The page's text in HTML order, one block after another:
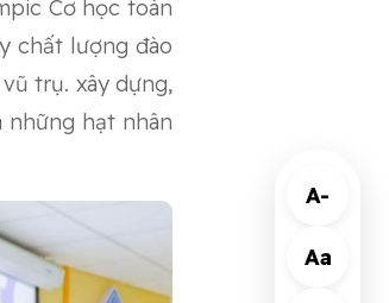
A-
Aa
Cơ học toàn
chất lượng đào
trụ. xây dựng,
những hạt nhân